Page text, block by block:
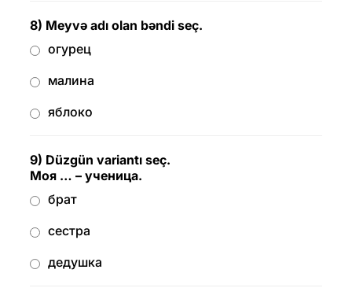
8) Meyvə adı olan bəndi seç.
огурец
малина
яблоко
9) Düzgün variantı seç.
Моя … – ученица.
брат
сестра
дедушка